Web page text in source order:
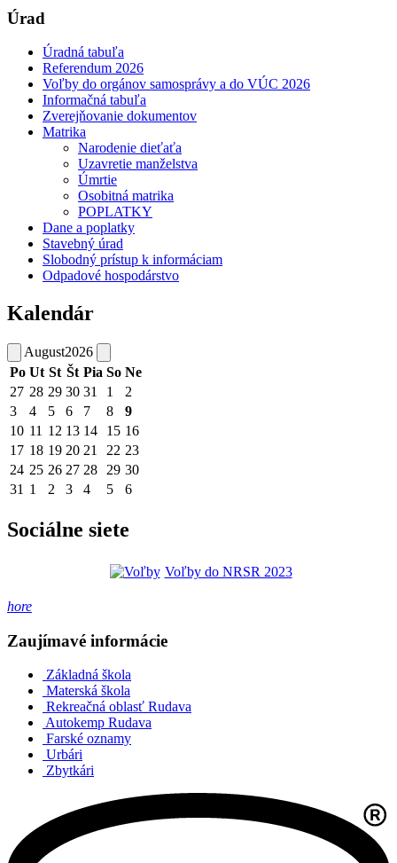
Úrad
Úradná tabuľa
Referendum 2026
Voľby do orgánov samosprávy a do VÚC 2026
Informačná tabuľa
Zverejňovanie dokumentov
Matrika
Narodenie dieťaťa
Uzavretie manželstva
Úmrtie
Osobitná matrika
POPLATKY
Dane a poplatky
Stavebný úrad
Slobodný prístup k informáciam
Odpadové hospodárstvo
Kalendár
August2026
Po Ut St Št Pia So Ne
27 28 29 30 31 1
2
3
4 5 6 7 8
9
10 11 12 13 14 15 16
17 18 19 20 21 22 23
24 25 26 27 28 29 30
31 1 2 3 4 5 6
Sociálne siete
Voľby do NRSR 2023
hore
Zaujímavé informácie
Základná škola
Materská škola
Rekreačná oblasť Rudava
Autokemp Rudava
Farské oznamy
Urbári
Zbytkári